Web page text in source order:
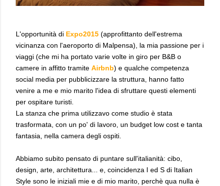
L'opportunità di Expo2015 (approfittanto dell'estrema
vicinanza con l'aeroporto di Malpensa), la mia passione per i
viaggi (che mi ha portato varie volte in giro per B&B o
camere in affitto tramite Airbnb) e qualche competenza
social media per pubblicizzare la struttura, hanno fatto
venire a me e mio marito l'idea di sfruttare questi elementi
per ospitare turisti.
La stanza che prima utilizzavo come studio è stata
trasformata, con un po' di lavoro, un budget low cost e tanta
fantasia, nella camera degli ospiti.
Abbiamo subito pensato di puntare sull'italianità: cibo,
design, arte, architettura... e, coincidenza I ed S di Italian
Style sono le iniziali mie e di mio marito, perchè qua nulla è